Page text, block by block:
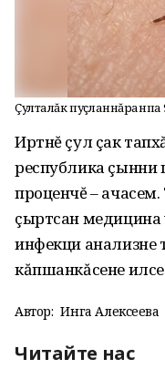
Çулталăк
Иртнĕ çул çак
республика çынни
проценчĕ –
çыртсан медицина
инфекци анализне
кăпшанкăсене
Автор: Инга Алексеева
Читайте нас